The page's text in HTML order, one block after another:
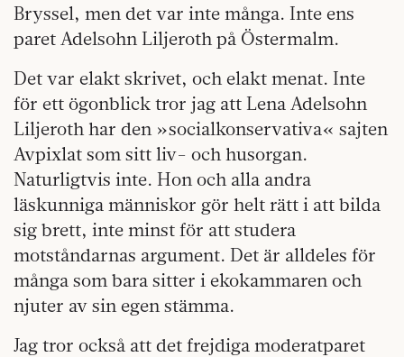
Bryssel, men det var inte många. Inte ens
paret Adelsohn Liljeroth på Östermalm.
Det var elakt skrivet, och elakt menat. Inte
för ett ögonblick tror jag att Lena Adelsohn
Liljeroth har den »socialkonservativa« sajten
Avpixlat som sitt liv- och husorgan.
Naturligtvis inte. Hon och alla andra
läskunniga människor gör helt rätt i att bilda
sig brett, inte minst för att studera
motståndarnas argument. Det är alldeles för
många som bara sitter i ekokammaren och
njuter av sin egen stämma.
Jag tror också att det frejdiga moderatparet